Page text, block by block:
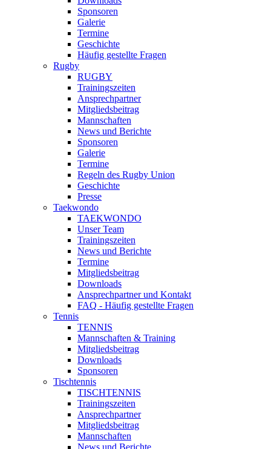
Sponsoren
Galerie
Termine
Geschichte
Häufig gestellte Fragen
Rugby
RUGBY
Trainingszeiten
Ansprechpartner
Mitgliedsbeitrag
Mannschaften
News und Berichte
Sponsoren
Galerie
Termine
Regeln des Rugby Union
Geschichte
Presse
Taekwondo
TAEKWONDO
Unser Team
Trainingszeiten
News und Berichte
Termine
Mitgliedsbeitrag
Downloads
Ansprechpartner und Kontakt
FAQ - Häufig gestellte Fragen
Tennis
TENNIS
Mannschaften & Training
Mitgliedsbeitrag
Downloads
Sponsoren
Tischtennis
TISCHTENNIS
Trainingszeiten
Ansprechpartner
Mitgliedsbeitrag
Mannschaften
News und Berichte